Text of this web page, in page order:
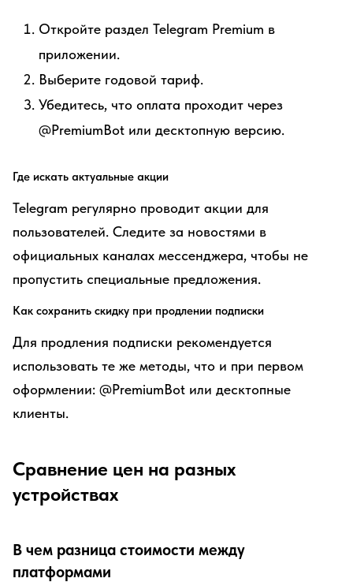
Откройте раздел Telegram Premium в
приложении.
Выберите годовой тариф.
Убедитесь, что оплата проходит через
@PremiumBot или десктопную версию.
Где искать актуальные акции
Telegram регулярно проводит акции для
пользователей. Следите за новостями в
официальных каналах мессенджера, чтобы не
пропустить специальные предложения.
Как сохранить скидку при продлении подписки
Для продления подписки рекомендуется
использовать те же методы, что и при первом
оформлении: @PremiumBot или десктопные
клиенты.
Сравнение цен на разных
устройствах
В чем разница стоимости между
платформами